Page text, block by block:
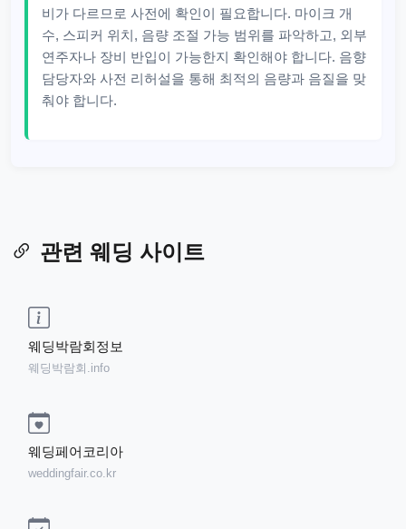
비가 다르므로 사전에 확인이 필요합니다. 마이크 개
수, 스피커 위치, 음량 조절 가능 범위를 파악하고, 외부
연주자나 장비 반입이 가능한지 확인해야 합니다. 음향
담당자와 사전 리허설을 통해 최적의 음량과 음질을 맞
춰야 합니다.
관련 웨딩 사이트
웨딩박람회정보
웨딩박람회.info
웨딩페어코리아
weddingfair.co.kr